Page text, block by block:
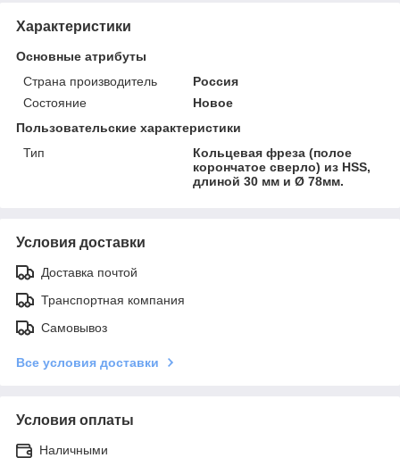
Характеристики
Основные атрибуты
Страна производитель
Россия
Состояние
Новое
Пользовательские характеристики
Тип
Кольцевая фреза (полое
корончатое сверло) из HSS,
длиной 30 мм и Ø 78мм.
Условия доставки
Доставка почтой
Транспортная компания
Самовывоз
Все условия доставки
Условия оплаты
Наличными